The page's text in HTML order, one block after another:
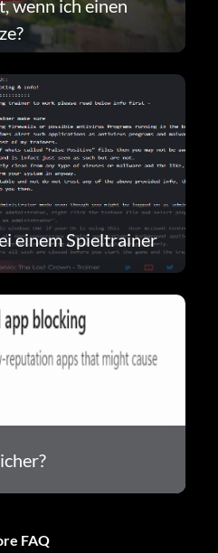
wenn ich einen
einem Spieltrainer
FAQ